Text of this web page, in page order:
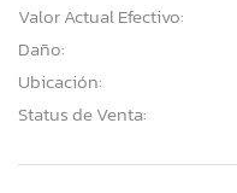
Valor Actual Efectivo:
Daño:
Ubicación:
Status de Venta: